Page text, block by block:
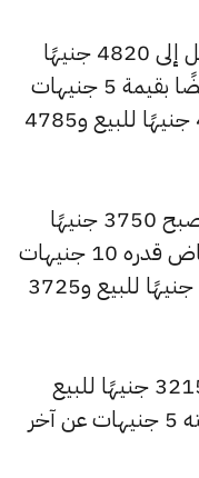
وسجل سعر عيار 18 انخفاضًا ليصل إلى 4820 جنيهًا
للبيع و4780 جنيهًا للشراء، منخفضًا بقيمة 5 جنيهات
عن السعر السابق الذي كان 4830 جنيهًا للبيع و4785
كما شهد سعر عيار 14 انخفاضًا ليصبح 3750 جنيهًا
للبيع و3715 جنيهًا للشراء، بانخفاض قدره 10 جنيهات
عن السعر السابق الذي بلغ 3755 جنيهًا للبيع و3725
وانخفض سعر عيار 12 ليصل إلى 3215 جنيهًا للبيع
و3185 جنيهًا للشراء، بتراجعًا قيمته 5 جنيهات عن آخر